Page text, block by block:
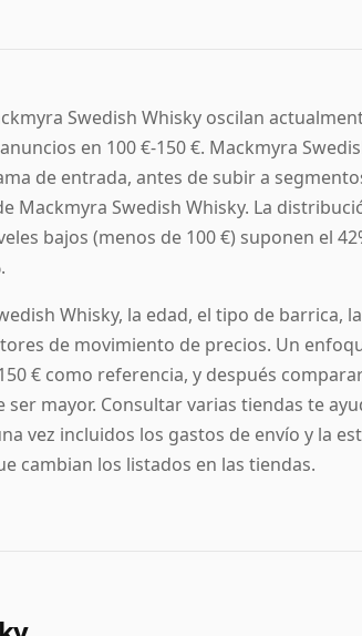
Swedish Whisky oscilan
en 100 €-150 €. Mackmyra
de entrada, antes de subir a
Mackmyra Swedish Whisky. La
bajos (menos de 100 €) suponen el
Whisky, la edad, el tipo de barrica,
de movimiento de precios. Un
€ como referencia, y después
ser mayor. Consultar varias tiendas te
vez incluidos los gastos de envío y la
cambian los listados en las tiendas.